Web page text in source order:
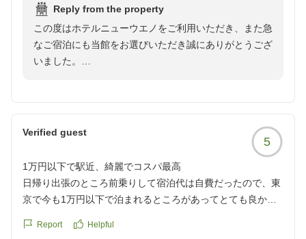
にも親切でした。エレベーター以外にも自販機やランドリー
ルームがの説明がわかりやすくなってるとよかったかな。お
世話になりました。
クチコミの詳細はこちらから
Reply from the property
この度はホテルニューウエノをご利用いただき、また急
なご宿泊にも当館をお選びいただき誠にありがとうござ
いました。
お部屋の臭いにつきましては、ご不快な思いをさせてし
空調のご利用で改善されたとのことですが、より快適に
お過ごしいただけるよう、改めて客室の点検と消臭対応
を強化してまいります。
館内設備のご案内についても貴重なご意見をありがとう
Verified guest
5
1万円以下で駅近、綺麗でコスパ最高
日帰り出張のところ前乗りして宿泊代は自費だったので、東
京で今も1万円以下で泊まれるところがあってとても良かっ
いうポイントも大きかったです。夏場はほんとに駅近が重要
Report Helpful